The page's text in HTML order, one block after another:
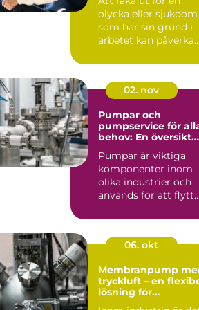
olycka eller sjukdom
som har sin grund i
arbetet kan påverka
02. nov
Pumpar och
pumpservice för
behov: En översikt
pumpar
Pumpar är viktiga
komponenter inom
olika industrier och
används för att flytta
06. okt
Membranpump
tryckluft – en
lösning för